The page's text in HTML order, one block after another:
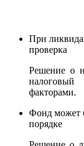
При
проверка
Решение о
налоговый
факторами.
Фонд может
порядке